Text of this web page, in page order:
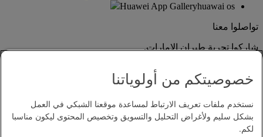
Huawei App Galleryhuawai os
تواصلوا معنا
شاركوا تجربة طيران الإمارات.
خصوصيتكم من أولوياتنا
نستخدم ملفات تعريف الارتباط لمساعدة موقعنا الشبكي في العمل
بشكل سليم ولأغراض التحليل والتسويق وتخصيص المحتوى ليكون مناسبا
لكم.